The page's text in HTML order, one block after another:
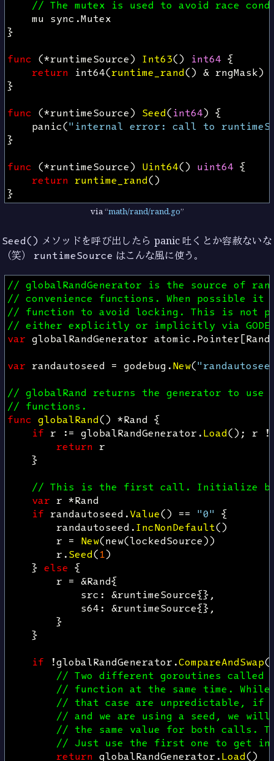
// The mutex is used to avoid race
mu sync .Mutex
}
func (*runtimeSource) Int63() int64 {
return int64(runtime_rand() & rngMask)
}
func (*runtimeSource) Seed(int64) {
panic("internal error: call to
}
func (*runtimeSource) Uint64() uint64 {
return runtime_rand()
}
via math/rand/rand.go
Seed() メソッドを呼び出したら panic 吐くとか容赦ないな
（笑） runtimeSource はこんな風に使う。
// globalRandGenerator is the source of
// convenience functions. When possible it
// function to avoid locking. This is not
// either explicitly or implicitly via
var globalRandGenerator atomic .Pointer[Rand
var randautoseed = godebug .New(
// globalRand returns the generator to use
// functions.
func globalRand() *Rand {
if r := globalRandGenerator .Load(); r
return r
}
// This is the first call. Initialize based
var r *Rand
if randautoseed .Value() == "0" {
randautoseed .IncNonDefault()
r = New(new(lockedSource))
r .Seed(1)
} else {
r = &Rand{
src : &runtimeSource{},
s64: &runtimeSource{},
}
}
if
!globalRandGenerator .CompareAndSwap(
// Two different goroutines called
// function at the same time.
// that case are unpredictable, if
// and we are using a seed, we
// the same value for both calls.
// Just use the first one to get
return globalRandGenerator .Load()